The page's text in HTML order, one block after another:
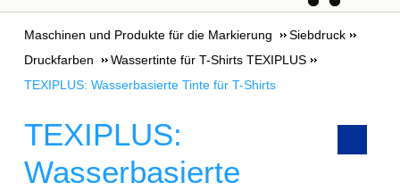
Maschinen und Produkte für die Markierung
Siebdruck
Druckfarben
Wassertinte für T-Shirts TEXIPLUS
TEXIPLUS: Wasserbasierte Tinte für T-Shirts
TEXIPLUS:
Wasserbasierte